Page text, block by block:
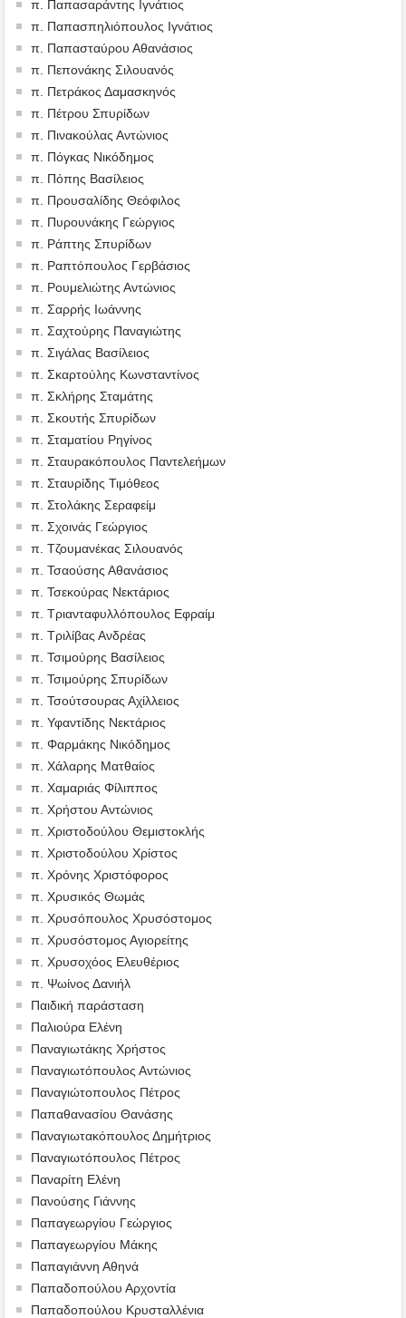
π. Παπασαράντης Ιγνάτιος
π. Παπασπηλιόπουλος Ιγνάτιος
π. Παπασταύρου Αθανάσιος
π. Πεπονάκης Σιλουανός
π. Πετράκος Δαμασκηνός
π. Πέτρου Σπυρίδων
π. Πινακούλας Αντώνιος
π. Πόγκας Νικόδημος
π. Πόπης Βασίλειος
π. Προυσαλίδης Θεόφιλος
π. Πυρουνάκης Γεώργιος
π. Ράπτης Σπυρίδων
π. Ραπτόπουλος Γερβάσιος
π. Ρουμελιώτης Αντώνιος
π. Σαρρής Ιωάννης
π. Σαχτούρης Παναγιώτης
π. Σιγάλας Βασίλειος
π. Σκαρτούλης Κωνσταντίνος
π. Σκλήρης Σταμάτης
π. Σκουτής Σπυρίδων
π. Σταματίου Ρηγίνος
π. Σταυρακόπουλος Παντελεήμων
π. Σταυρίδης Τιμόθεος
π. Στολάκης Σεραφείμ
π. Σχοινάς Γεώργιος
π. Τζουμανέκας Σιλουανός
π. Τσαούσης Αθανάσιος
π. Τσεκούρας Νεκτάριος
π. Τριανταφυλλόπουλος Εφραίμ
π. Τριλίβας Ανδρέας
π. Τσιμούρης Βασίλειος
π. Τσιμούρης Σπυρίδων
π. Τσούτσουρας Αχίλλειος
π. Υφαντίδης Νεκτάριος
π. Φαρμάκης Νικόδημος
π. Χάλαρης Ματθαίος
π. Χαμαριάς Φίλιππος
π. Χρήστου Αντώνιος
π. Χριστοδούλου Θεμιστοκλής
π. Χριστοδούλου Χρίστος
π. Χρόνης Χριστόφορος
π. Χρυσικός Θωμάς
π. Χρυσόπουλος Χρυσόστομος
π. Χρυσόστομος Αγιορείτης
π. Χρυσοχόος Ελευθέριος
π. Ψωίνος Δανιήλ
Παιδική παράσταση
Παλιούρα Ελένη
Παναγιωτάκης Χρήστος
Παναγιωτόπουλος Αντώνιος
Παναγιώτοπουλος Πέτρος
Παπαθανασίου Θανάσης
Παναγιωτακόπουλος Δημήτριος
Παναγιωτόπουλος Πέτρος
Παναρίτη Ελένη
Πανούσης Γιάννης
Παπαγεωργίου Γεώργιος
Παπαγεωργίου Μάκης
Παπαγιάννη Αθηνά
Παπαδοπούλου Αρχοντία
Παπαδοπούλου Κρυσταλλένια